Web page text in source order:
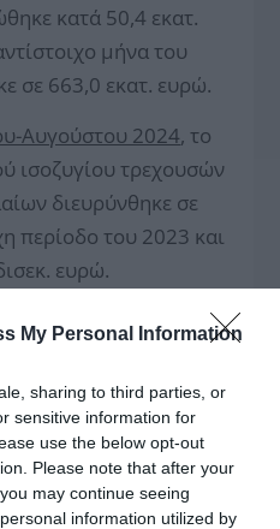
My Personal Information
sharing to third parties, or
sensitive information for
use the below opt-out
Please note that after your
may continue seeing
information utilized by
κατά 50,4 εκατ.
μήνα του
σε 663,0 εκατ. ευρώ.
Αυγούστου 2024, το
ισοζυγίου τρεχουσών
διευρύνθηκε σε
περίοδο του 2023 και
ευρώ.